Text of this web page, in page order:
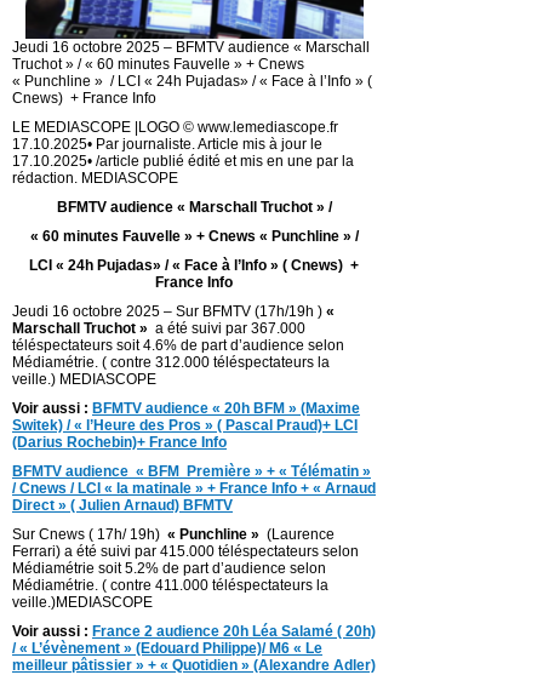
Jeudi 16 octobre 2025 – BFMTV audience « Marschall
Truchot » / « 60 minutes Fauvelle » + Cnews
« Punchline » / LCI « 24h Pujadas» / « Face à l’Info » (
Cnews) + France Info
LE MEDIASCOPE |LOGO © www.lemediascope.fr
17.10.2025• Par journaliste. Article mis à jour le
17.10.2025• /article publié édité et mis en une par la
rédaction. MEDIASCOPE
BFMTV audience « Marschall Truchot » /
« 60 minutes Fauvelle » + Cnews « Punchline » /
LCI « 24h Pujadas» / « Face à l’Info » ( Cnews) +
France Info
Jeudi 16 octobre 2025 – Sur BFMTV (17h/19h ) «
Marschall Truchot » a été suivi par 367.000
téléspectateurs soit 4.6% de part d’audience selon
Médiamétrie. ( contre 312.000 téléspectateurs la
veille.) MEDIASCOPE
Voir aussi : BFMTV audience « 20h BFM » (Maxime
Switek) / « l’Heure des Pros » ( Pascal Praud)+ LCI
(Darius Rochebin)+ France Info
BFMTV audience « BFM Première » + « Télématin »
/ Cnews / LCI « la matinale » + France Info + « Arnaud
Direct » ( Julien Arnaud) BFMTV
Sur Cnews ( 17h/ 19h) « Punchline » (Laurence
Ferrari) a été suivi par 415.000 téléspectateurs selon
Médiamétrie soit 5.2% de part d’audience selon
Médiamétrie. ( contre 411.000 téléspectateurs la
veille.)MEDIASCOPE
Voir aussi : France 2 audience 20h Léa Salamé ( 20h)
/ « L’évènement » (Edouard Philippe)/ M6 « Le
meilleur pâtissier » + « Quotidien » (Alexandre Adler)